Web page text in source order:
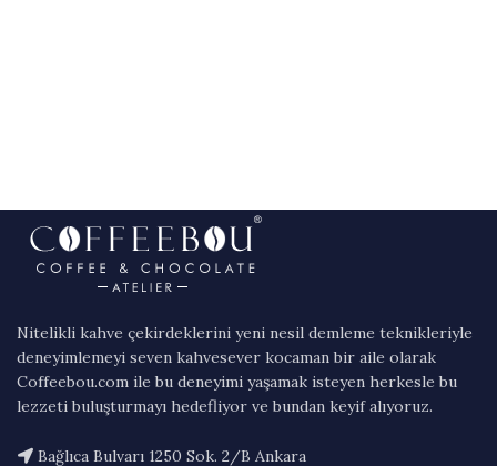
Nitelikli kahve çekirdeklerini yeni nesil demleme teknikleriyle
deneyimlemeyi seven kahvesever kocaman bir aile olarak
Coffeebou.com ile bu deneyimi yaşamak isteyen herkesle bu
lezzeti buluşturmayı hedefliyor ve bundan keyif alıyoruz.
Bağlıca Bulvarı 1250 Sok. 2/B Ankara